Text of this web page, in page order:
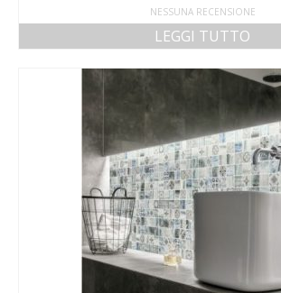
NESSUNA RECENSIONE
LEGGI TUTTO